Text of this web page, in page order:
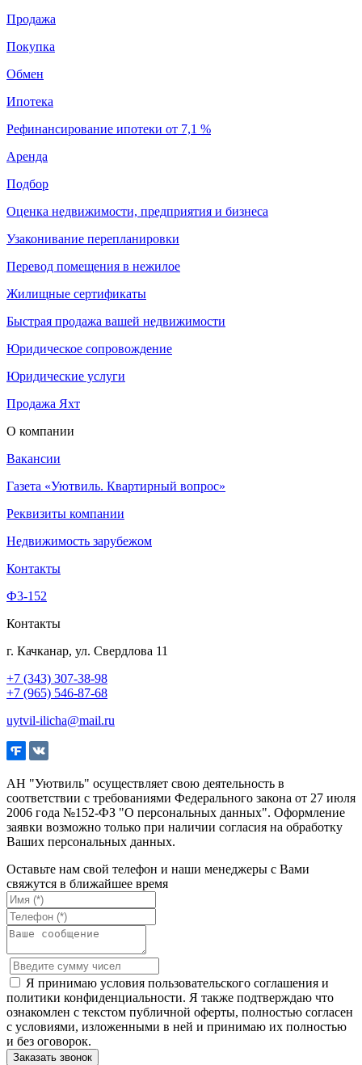
Продажа
Покупка
Обмен
Ипотека
Рефинансирование ипотеки от 7,1 %
Аренда
Подбор
Оценка недвижимости, предприятия и бизнеса
Узаконивание перепланировки
Перевод помещения в нежилое
Жилищные сертификаты
Быстрая продажа вашей недвижимости
Юридическое сопровождение
Юридические услуги
Продажа Яхт
О компании
Вакансии
Газета «Уютвиль. Квартирный вопрос»
Реквизиты компании
Недвижимость зарубежом
Контакты
Ф3-152
Контакты
г. Качканар, ул. Свердлова 11
+7 (343) 307-38-98
+7 (965) 546-87-68
uytvil-ilicha@mail.ru
АН "Уютвиль" осуществляет свою деятельность в
соответствии с требованиями Федерального закона от 27 июля
2006 года №152-ФЗ "О персональных данных". Оформление
заявки возможно только при наличии согласия на обработку
Ваших персональных данных.
Оставьте нам свой телефон и наши менеджеры с Вами
свяжутся в ближайшее время
Я принимаю условия пользовательского соглашения и
политики конфиденциальности. Я также подтверждаю что
ознакомлен с текстом публичной оферты, полностью согласен
с условиями, изложенными в ней и принимаю их полностью
и без оговорок.